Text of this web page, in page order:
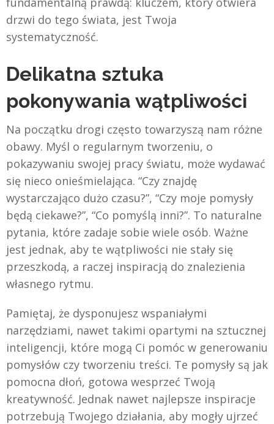
drzwi do tego świata, jest Twoja
systematyczność.
Delikatna sztuka
pokonywania wątpliwości
Na początku drogi często towarzyszą nam różne
obawy. Myśl o regularnym tworzeniu, o
pokazywaniu swojej pracy światu, może wydawać
się nieco onieśmielająca. “Czy znajdę
wystarczająco dużo czasu?”, “Czy moje pomysły
będą ciekawe?”, “Co pomyślą inni?”. To naturalne
pytania, które zadaje sobie wiele osób. Ważne
jest jednak, aby te wątpliwości nie stały się
przeszkodą, a raczej inspiracją do znalezienia
własnego rytmu.
Pamiętaj, że dysponujesz wspaniałymi
narzędziami, nawet takimi opartymi na sztucznej
inteligencji, które mogą Ci pomóc w generowaniu
pomysłów czy tworzeniu treści. Te pomysły są jak
pomocna dłoń, gotowa wesprzeć Twoją
kreatywność. Jednak nawet najlepsze inspiracje
potrzebują Twojego działania, aby mogły ujrzeć